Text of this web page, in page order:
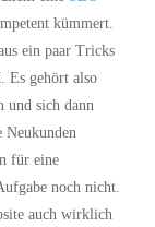
allem eine
kümmert.
ein paar Tricks
gehört also
sich dann
für eine
noch nicht.